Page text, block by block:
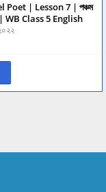
Poet | Lesson 7 | পঞ্চম
| WB Class 5 English